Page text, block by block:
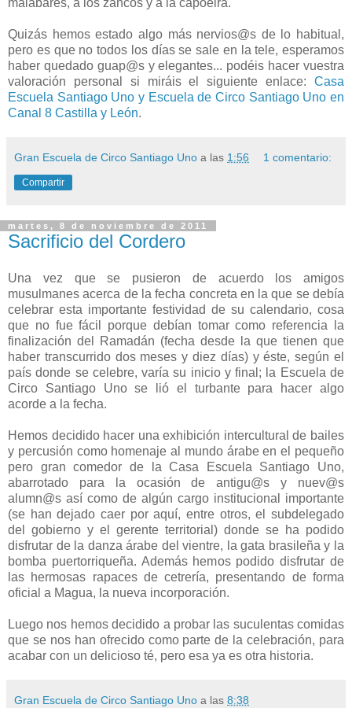
Quizás hemos estado algo más nervios@s de lo habitual,
pero es que no todos los días se sale en la tele, esperamos
haber quedado guap@s y elegantes... podéis hacer vuestra
valoración personal si miráis el siguiente enlace: Casa
Escuela Santiago Uno y Escuela de Circo Santiago Uno en
Canal 8 Castilla y León.
Gran Escuela de Circo Santiago Uno a las 1:56 1 comentario:
Compartir
martes, 8 de noviembre de 2011
Sacrificio del Cordero
Una vez que se pusieron de acuerdo los amigos
musulmanes acerca de la fecha concreta en la que se debía
celebrar esta importante festividad de su calendario, cosa
que no fue fácil porque debían tomar como referencia la
finalización del Ramadán (fecha desde la que tienen que
haber transcurrido dos meses y diez días) y éste, según el
país donde se celebre, varía su inicio y final; la Escuelade
Circo Santiago Uno se lió el turbante para hacer algo
acorde a la fecha.
Hemos decidido hacer una exhibición intercultural de bailes
y percusión como homenaje al mundo árabe en el pequeño
pero gran comedor de
la Casa EscuelaSantiago Uno,
abarrotado para la ocasión de antigu@s y nuev@s
alumn@s así como de algún cargo institucional importante
(se han dejado caer por aquí, entre otros, el subdelegado
del gobierno y el gerente territorial) donde se ha podido
disfrutar de la danza árabe del vientre, la gata brasileña y la
bomba puertorriqueña. Además hemos podido disfrutar de
las hermosas rapaces de cetrería, presentando de forma
oficial a Magua, la nueva incorporación.
Luego nos hemos decidido a probar las suculentas comidas
que se nos han ofrecido como parte de la celebración, para
acabar con un delicioso té, pero esa ya es otra historia.
Gran Escuela de Circo Santiago Uno a las 8:38